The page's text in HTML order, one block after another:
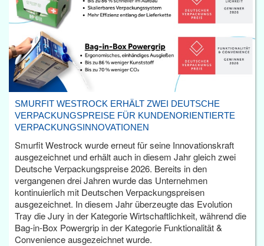
SMURFIT WESTROCK ERHÄLT ZWEI DEUTSCHE
VERPACKUNGSPREISE FÜR KUNDENORIENTIERTE
VERPACKUNGSINNOVATIONEN
Smurfit Westrock wurde erneut für seine Innovationskraft
ausgezeichnet und erhält auch in diesem Jahr gleich zwei
Deutsche Verpackungspreise 2026. Bereits in den
vergangenen drei Jahren wurde das Unternehmen
kontinuierlich mit Deutschen Verpackungspreisen
ausgezeichnet. In diesem Jahr überzeugte das Evolution
Tray die Jury in der Kategorie Wirtschaftlichkeit, während die
Bag-in-Box Powergrip in der Kategorie Funktionalität &
Convenience ausgezeichnet wurde.